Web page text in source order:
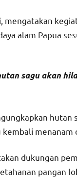
mengatakan
alam Papua
sagu akan
hutan
menanam
dukungan
pangan